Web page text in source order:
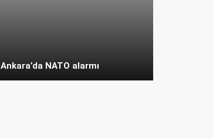
Ankara’da NATO alarmı